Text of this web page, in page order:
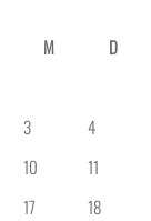
M
D
3
4
10
11
17
18